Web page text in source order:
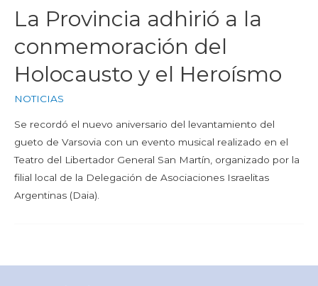
La Provincia adhirió a la
conmemoración del
Holocausto y el Heroísmo
NOTICIAS
Se recordó el nuevo aniversario del levantamiento del
gueto de Varsovia con un evento musical realizado en el
Teatro del Libertador General San Martín, organizado por la
filial local de la Delegación de Asociaciones Israelitas
Argentinas (Daia).